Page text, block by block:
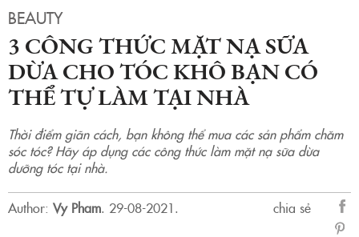
BEAUTY
3 CÔNG THỨC MẶT NẠ SỮA
DỪA CHO TÓC KHÔ BẠN CÓ
THỂ TỰ LÀM TẠI NHÀ
Thời điểm giãn cách, bạn không thể mua các sản phẩm chăm
sóc tóc? Hãy áp dụng các công thức làm mặt nạ sữa dừa
dưỡng tóc tại nhà.
Author: Vy Pham. 29-08-2021.
chia sẻ
sẻ